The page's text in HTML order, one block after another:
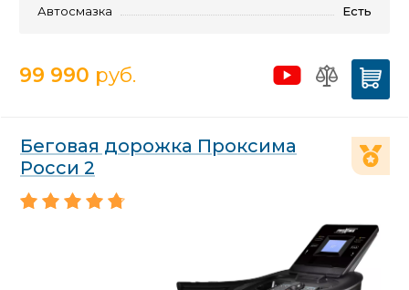
Автосмазка
Есть
99 990 руб.
Беговая дорожка Проксима
Росси 2